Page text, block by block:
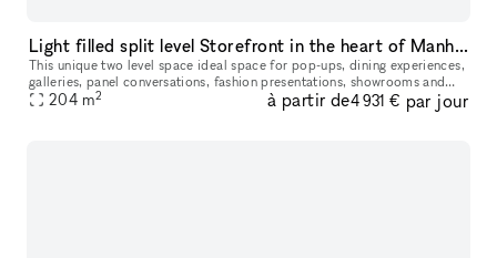
Light filled split level Storefront in the heart of Manhattan (with high ceilings and multiple rooms)
This unique two level space ideal space for pop-ups, dining experiences,
galleries, panel conversations, fashion presentations, showrooms and
more. With a total ceiling height of 26' the two story s
204 m2 à partir de4 931 € par jour